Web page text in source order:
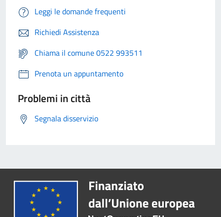
Leggi le domande frequenti
Richiedi Assistenza
Chiama il comune 0522 993511
Prenota un appuntamento
Problemi in città
Segnala disservizio